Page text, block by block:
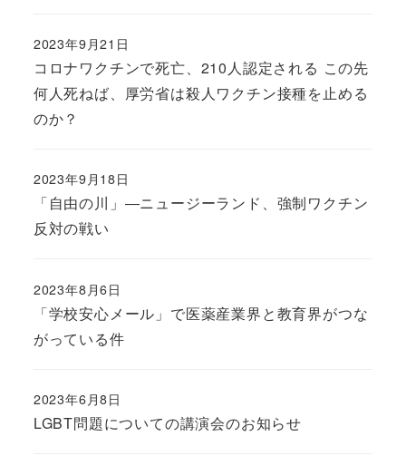
コロナワクチンで死亡、210人認定される この先
何人死ねば、厚労省は殺人ワクチン接種を止める
のか？
2023年9月21日
「自由の川」―ニュージーランド、強制ワクチン
反対の戦い
2023年9月18日
「学校安心メール」で医薬産業界と教育界がつな
がっている件
2023年8月6日
LGBT問題についての講演会のお知らせ
2023年6月8日